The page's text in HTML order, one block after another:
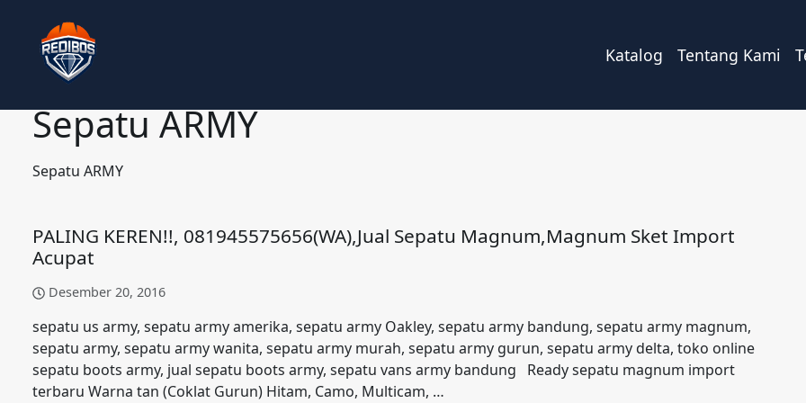
Katalog Tentang Kami
Sepatu ARMY
Sepatu ARMY
PALING KEREN!!, 081945575656(WA),Jual Sepatu Magnum,Magnum Sket Import
Acupat
Desember 20, 2016
sepatu us army, sepatu army amerika, sepatu army Oakley, sepatu army bandung, sepatu army magnum,
sepatu army, sepatu army wanita, sepatu army murah, sepatu army gurun, sepatu army delta, toko online
sepatu boots army, jual sepatu boots army, sepatu vans army bandung Ready sepatu magnum import
terbaru Warna tan (Coklat Gurun) Hitam, Camo, Multicam, …